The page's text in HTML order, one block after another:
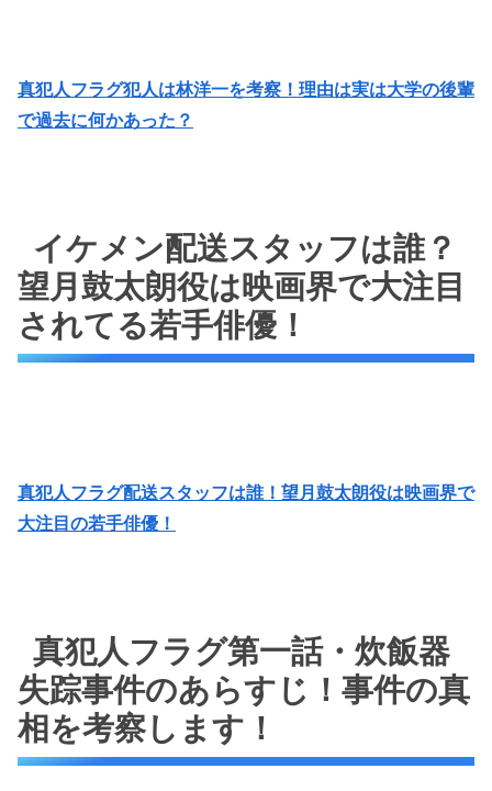
真犯人フラグ犯人は林洋一を考察！理由は実は大学の後輩
で過去に何かあった？
イケメン配送スタッフは誰？
望月鼓太朗役は映画界で大注目
されてる若手俳優！
真犯人フラグ配送スタッフは誰！望月鼓太朗役は映画界で
大注目の若手俳優！
真犯人フラグ第一話・炊飯器
失踪事件のあらすじ！事件の真
相を考察します！